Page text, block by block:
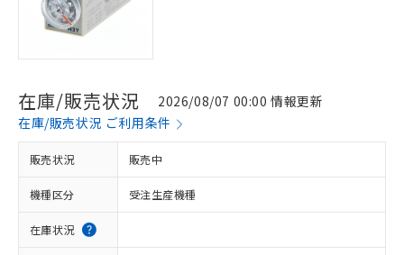
在庫/販売状況
2026/08/07 00:00 情報更新
在庫/販売状況 ご利用条件
販売状況 販売中
機種区分 受注生産機種
在庫状況